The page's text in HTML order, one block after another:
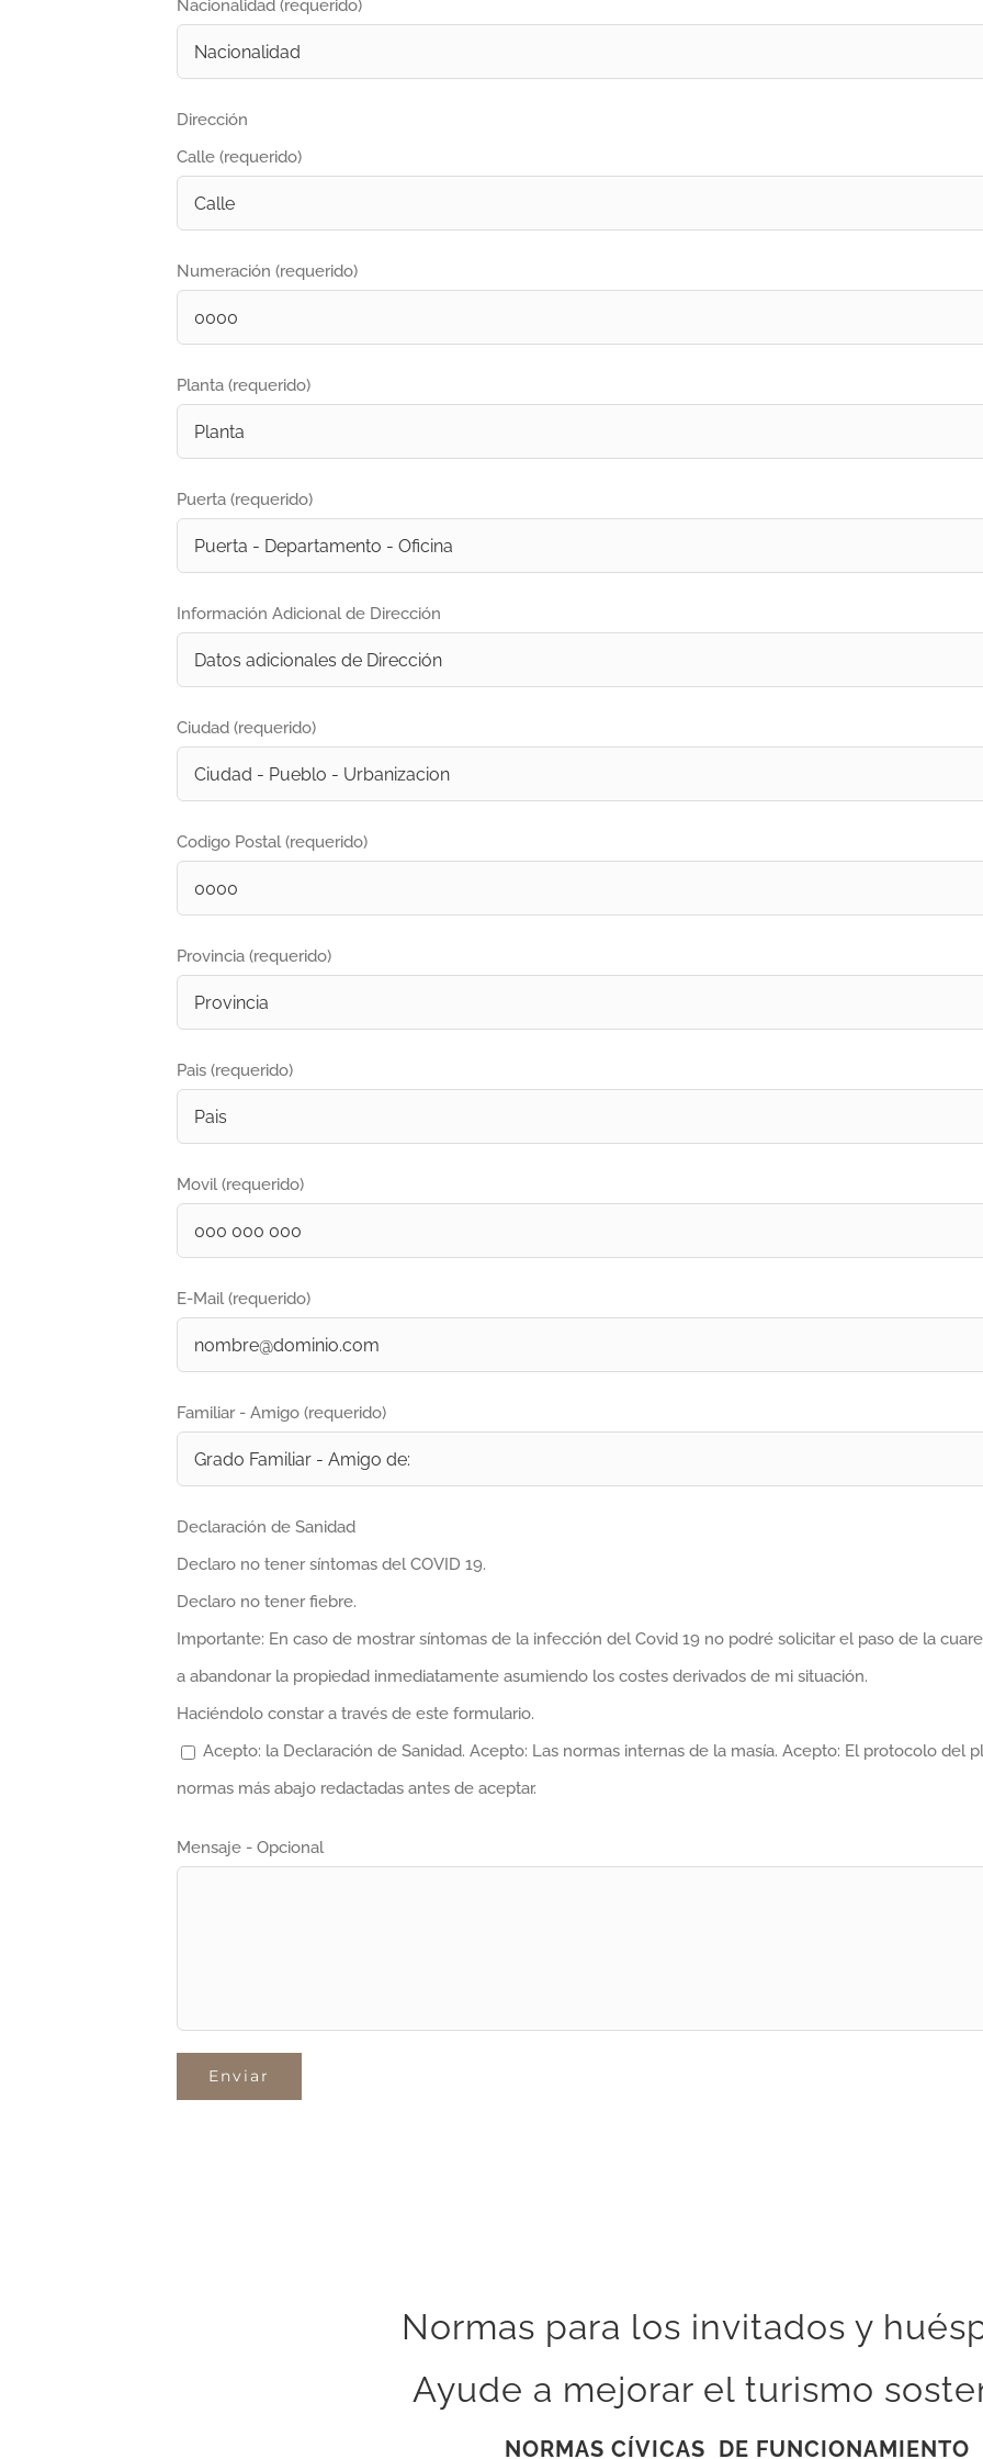
Nacionalidad (requerido)
Dirección
Calle (requerido)
Numeración (requerido)
Planta (requerido)
Puerta (requerido)
Información Adicional de Dirección
Ciudad (requerido)
Codigo Postal (requerido)
Provincia (requerido)
Pais (requerido)
Movil (requerido)
E-Mail (requerido)
Familiar - Amigo (requerido)
Declaración de Sanidad
Declaro no tener síntomas del COVID 19.
Declaro no tener fiebre.
Importante: En caso de mostrar síntomas de la infección del Covid 19 no podré solicitar el paso de la
a abandonar la propiedad inmediatamente asumiendo los costes derivados de mi situación.
Haciéndolo constar a través de este formulario.
Acepto: la Declaración de Sanidad. Acepto: Las normas internas de la masía. Acepto: El protocolo del
normas más abajo redactadas antes de aceptar.
Mensaje - Opcional
Normas para los invitados y
Ayude a mejorar el turismo
NORMAS CÍVICAS DE FUNCIONAMIENTO